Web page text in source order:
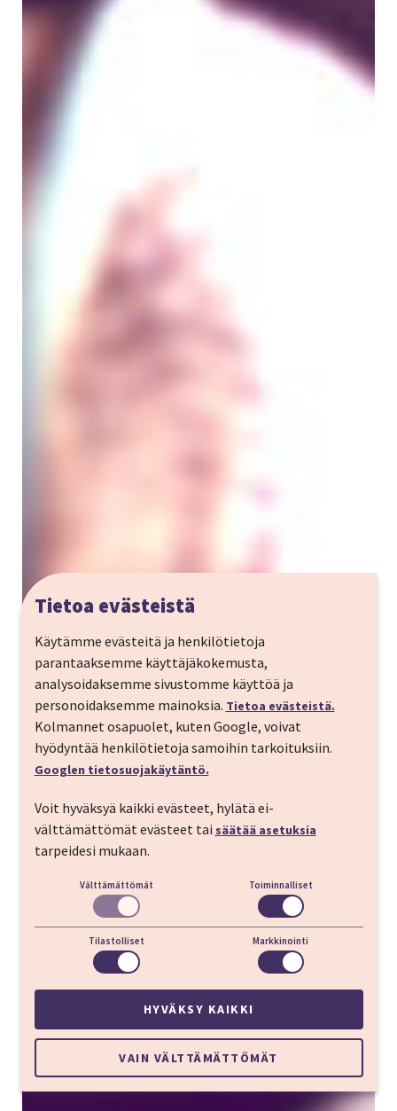
Tietoa evästeistä
Käytämme evästeitä ja henkilötietoja
parantaaksemme käyttäjäkokemusta,
analysoidaksemme sivustomme käyttöä ja
personoidaksemme mainoksia. Tietoa evästeistä.
Kolmannet osapuolet, kuten Google, voivat
hyödyntää henkilötietoja samoihin tarkoituksiin.
Googlen tietosuojakäytäntö.
Voit hyväksyä kaikki evästeet, hylätä ei-
välttämättömät evästeet tai säätää asetuksia
tarpeidesi mukaan.
Välttämättömät Toiminnalliset
Tilastolliset Markkinointi
HYVÄKSY KAIKKI
VAIN VÄLTTÄMÄTTÖMÄT